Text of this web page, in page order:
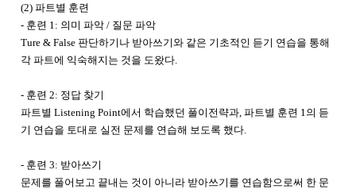
(2) 파트별 훈련
- 훈련 1: 의미 파악 / 질문 파악
Ture & False 판단하기나 받아쓰기와 같은 기초적인 듣기 연습을 통해
각 파트에 익숙해지는 것을 도왔다.
- 훈련 2: 정답 찾기
파트별 Listening Point에서 학습했던 풀이전략과, 파트별 훈련 1의 듣
기 연습을 토대로 실전 문제를 연습해 보도록 했다.
- 훈련 3: 받아쓰기
문제를 풀어보고 끝내는 것이 아니라 받아쓰기를 연습함으로써 한 문